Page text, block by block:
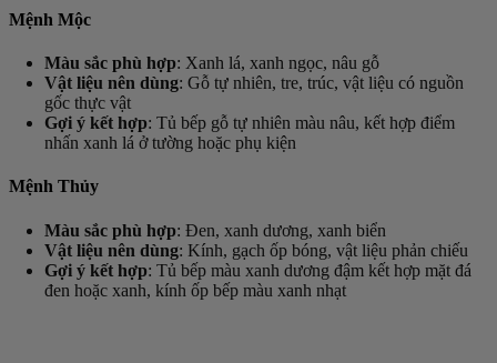
Mệnh Mộc
Màu sắc phù hợp: Xanh lá, xanh ngọc, nâu gỗ
Vật liệu nên dùng: Gỗ tự nhiên, tre, trúc, vật liệu có nguồn
gốc thực vật
Gợi ý kết hợp: Tủ bếp gỗ tự nhiên màu nâu, kết hợp điểm
nhấn xanh lá ở tường hoặc phụ kiện
Mệnh Thủy
Màu sắc phù hợp: Đen, xanh dương, xanh biển
Vật liệu nên dùng: Kính, gạch ốp bóng, vật liệu phản chiếu
Gợi ý kết hợp: Tủ bếp màu xanh dương đậm kết hợp mặt đá
đen hoặc xanh, kính ốp bếp màu xanh nhạt